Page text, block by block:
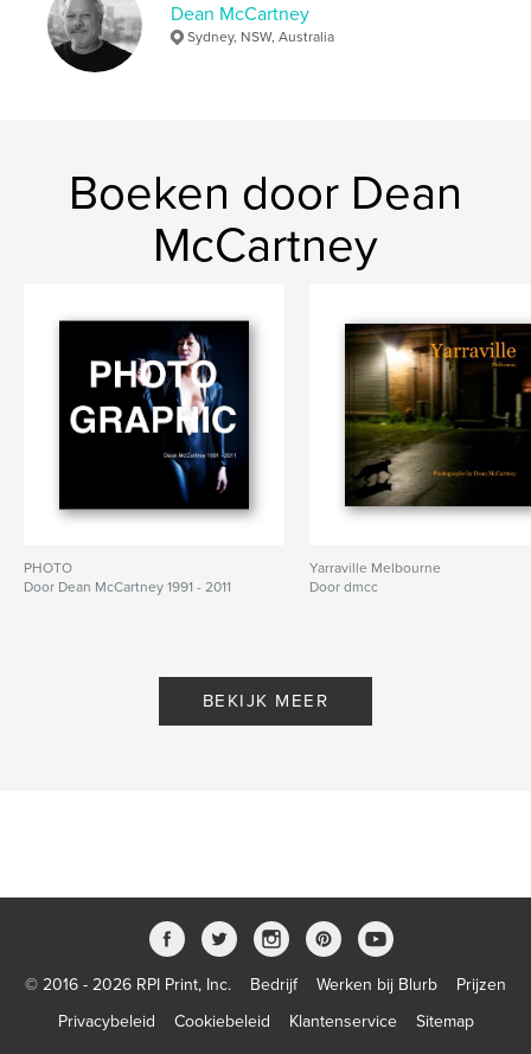
TaalEnglish
Trefwoorden
Dean McCartney
Sydney, NSW, Australia
Boeken door Dean
McCartney
PHOTO
Door Dean McCartney 1991 - 2011
Yarraville Melbourne
Door dmcc
BEKIJK MEER
© 2016 - 2026 RPI Print, Inc. Bedrijf Werken bij Blurb
Prijzen
Privacybeleid
Cookiebeleid Klantenservice Sitemap